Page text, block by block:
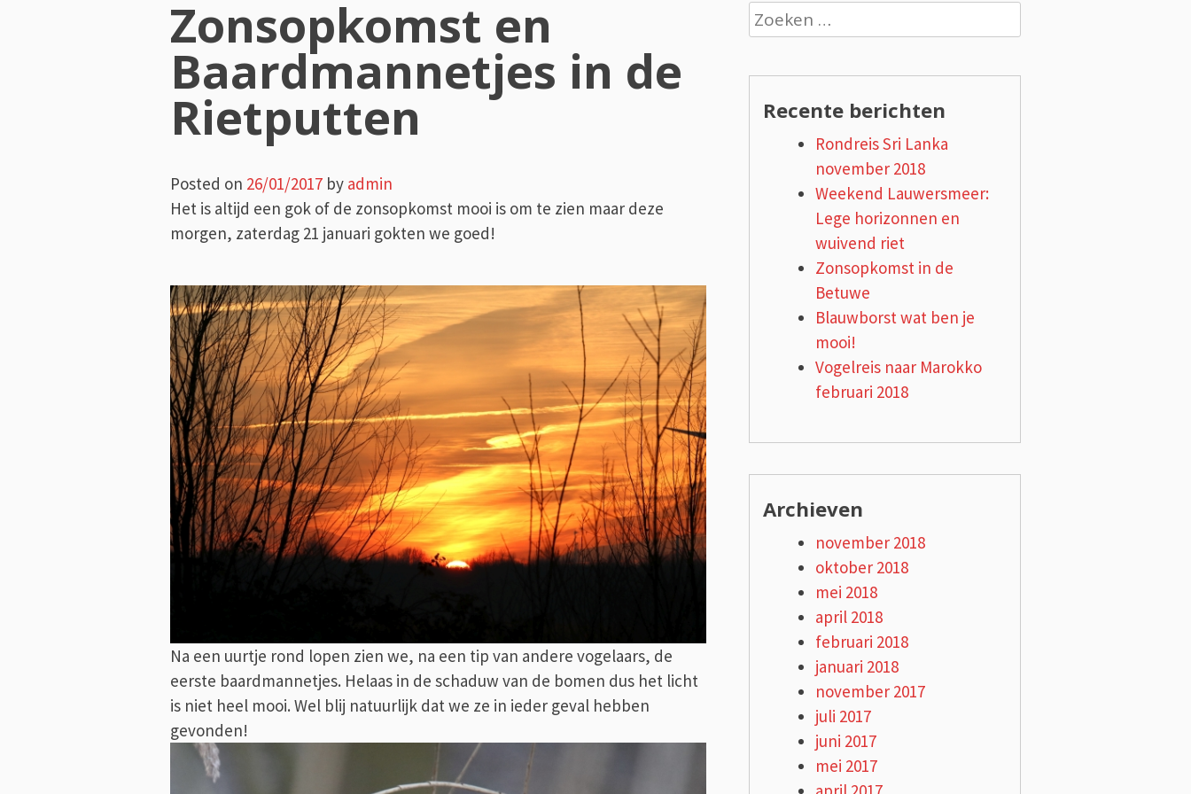
Zonsopkomst en
Baardmannetjes in de
Rietputten
Posted on 26/01/2017 by admin
Het is altijd een gok of de zonsopkomst mooi is om te zien maar deze
morgen, zaterdag 21 januari gokten we goed!
Na een uurtje rond lopen zien we, na een tip van andere vogelaars, de
eerste baardmannetjes. Helaas in de schaduw van de bomen dus het licht
is niet heel mooi. Wel blij natuurlijk dat we ze in ieder geval hebben
gevonden!
Zoeken
naar:
Recente berichten
Rondreis Sri Lanka
november 2018
Weekend Lauwersmeer:
Lege horizonnen en
wuivend riet
Zonsopkomst in de
Betuwe
Blauwborst wat ben je
mooi!
Vogelreis naar Marokko
februari 2018
Archieven
november 2018
oktober 2018
mei 2018
april 2018
februari 2018
januari 2018
november 2017
juli 2017
juni 2017
mei 2017